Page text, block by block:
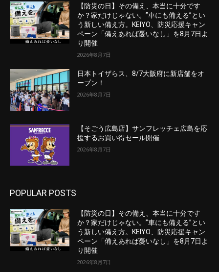
【防災の日】その備え、本当に十分です
か？家だけじゃない。”車にも備える”とい
う新しい備え方。KEIYO、防災応援キャン
ペーン「備えあれば憂いなし」を8月7日よ
り開催
2026年8月7日
日本トイザらス、8/7大阪府に新店舗をオ
ープン！
2026年8月7日
【そごう広島店】サンフレッチェ広島を応
援するお買い得セール開催
2026年8月7日
POPULAR POSTS
【防災の日】その備え、本当に十分です
か？家だけじゃない。”車にも備える”とい
う新しい備え方。KEIYO、防災応援キャン
ペーン「備えあれば憂いなし」を8月7日よ
り開催
2026年8月7日